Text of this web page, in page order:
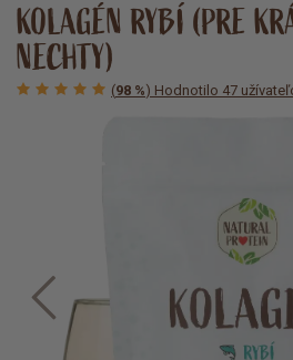
KOLAGÉN RYBÍ (PRE
NECHTY)
(98 %) Hodnotilo 47